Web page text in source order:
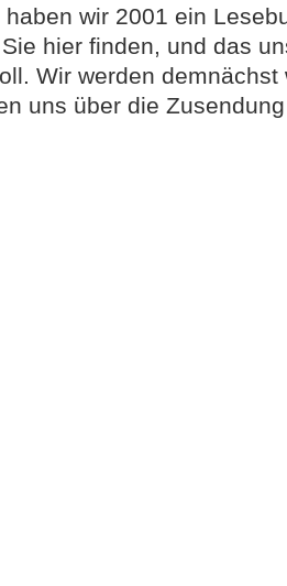
wir 2001 ein
hier finden, und das
Wir werden demnächst
uns über die